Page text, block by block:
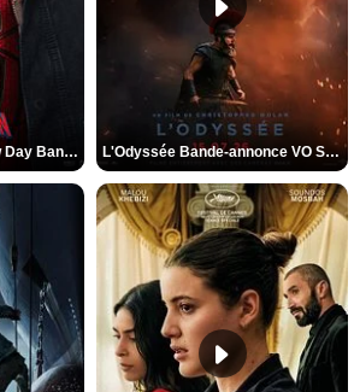
Spider-Man: Brand New Day Bande-annonce VO STFR L'Odyssée Bande-annonce VO STFR